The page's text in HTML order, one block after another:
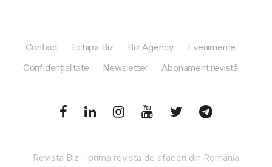
Contact Echipa Biz Biz Agency
Evenimente
Confidențialitate
Newsletter Abonament revistă
Revista Biz - prima revista de afaceri din România